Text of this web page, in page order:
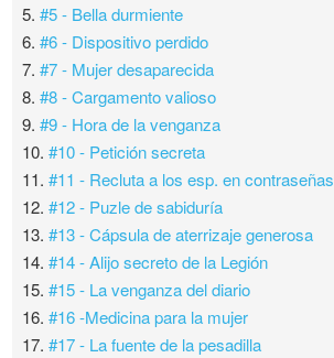
5.#5 - Bella durmiente
6.#6 - Dispositivo perdido
7.#7 - Mujer desaparecida
8.#8 - Cargamento valioso
9.#9 - Hora de la venganza
10.#10 - Petición secreta
11.#11 - Recluta a los esp. en contraseñas
12.#12 - Puzle de sabiduría
13.#13 - Cápsula de aterrizaje generosa
14.#14 - Alijo secreto de la Legión
15.#15 - La venganza del diario
16.#16 -Medicina para la mujer
17.#17 - La fuente de la pesadilla